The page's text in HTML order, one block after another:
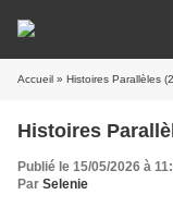
Accueil » Histoires Parallèles
Histoires
Publié le 15/05/2026 à
Par Selenie